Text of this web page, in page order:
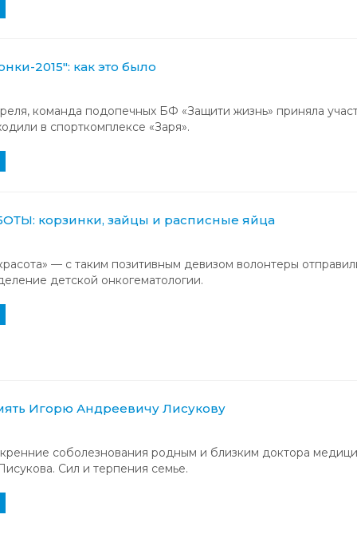
2015": как это было
команда подопечных БФ «Защити жизнь» приняла
в спорткомплексе «Заря».
корзинки, зайцы и расписные яйца
— с таким позитивным девизом волонтеры
детской онкогематологии.
Игорю Андреевичу Лисукову
соболезнования родным и близким доктора
Сил и терпения семье.